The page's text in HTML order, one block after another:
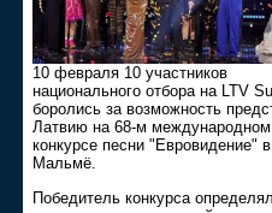
10 февраля 10 участников
национального отбора на LTV
боролись за возможность
Латвию на 68-м международном
конкурсе песни "Евровидение" в
Мальмё.
Победитель конкурса